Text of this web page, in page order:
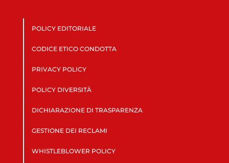
POLICY EDITORIALE
CODICE ETICO CONDOTTA
PRIVACY POLICY
POLICY DIVERSITÀ
DICHIARAZIONE DI TRASPARENZA
GESTIONE DEI RECLAMI
WHISTLEBLOWER POLICY